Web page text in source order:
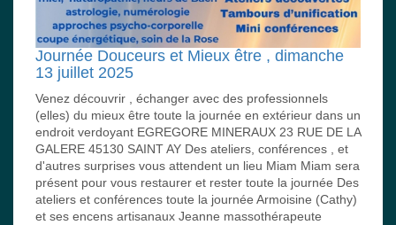
Journée Douceurs et Mieux être , dimanche
13 juillet 2025
Venez découvrir , échanger avec des professionnels
(elles) du mieux être toute la journée en extérieur dans un
endroit verdoyant EGREGORE MINERAUX 23 RUE DE LA
GALERE 45130 SAINT AY Des ateliers, conférences , et
d'autres surprises vous attendent un lieu Miam Miam sera
présent pour vous restaurer et rester toute la journée Des
ateliers et conférences toute la journée Armoisine (Cathy)
et ses encens artisanaux Jeanne massothérapeute